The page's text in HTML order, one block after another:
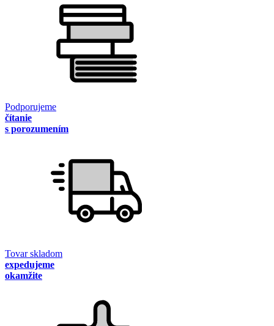
Podporujeme
čítanie
s porozumením
Tovar skladom
expedujeme
okamžite